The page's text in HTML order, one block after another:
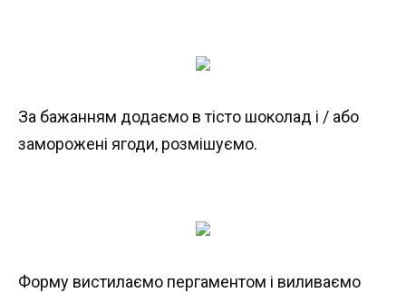
За бажанням додаємо в тісто шоколад і / або
заморожені ягоди, розмішуємо.
Форму вистилаємо пергаментом і виливаємо